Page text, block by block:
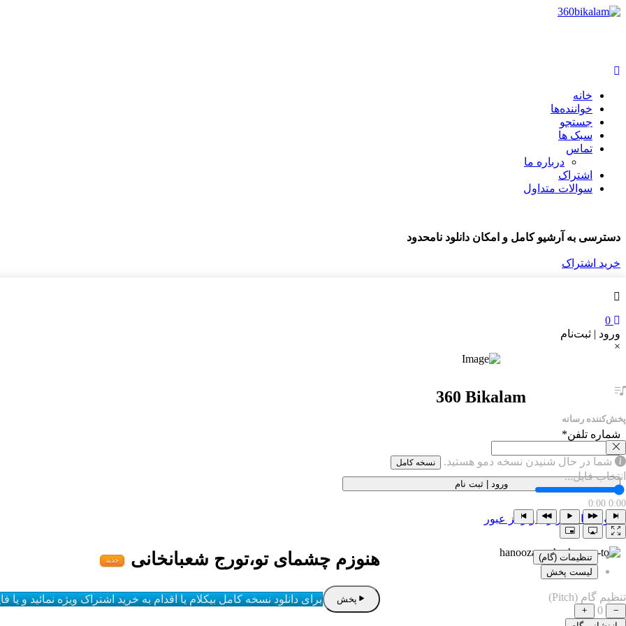
خانه
خواننده‌ها
جستجو
سبک ها
تماس
درباره ما
اشتراک
سوالات متداول
دسترسی به آرشیو کامل و امکان دانلود نامحدود
خرید اشتراک
0
ورود | ثبت‌نام
×
360 Bikalam
شماره تلفن*
ورود | ثبت نام
ورود با نام کاربری و رمز عبور
هنوزم چشمای تو،تورج شعبانخانی جدید
پخش برای دانلود نسخه کامل بیکلام یا اقدام به خرید اشتراک ویژه نمائید و
پخش‌کننده رسانه
شما در حال شنیدن نسخه دمو هستید. نسخه کامل
انتخاب فایل...
0:00
0:00
تنظیمات (گام)
لیست پخش
تنظیم گام (Pitch)
0